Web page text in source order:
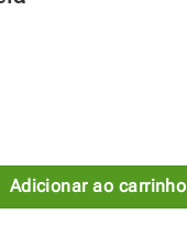
Adicionar ao carrinho